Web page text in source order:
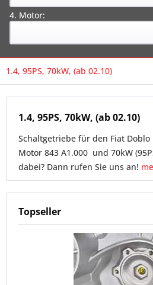
4. Motor:
1.4, 95PS, 70kW, (ab 02.10)
1.4, 95PS, 70kW, (ab 02.10)
Schaltgetriebe für den Fiat
Motor 843 A1.000 und 70kW
dabei? Dann rufen Sie uns an!
Topseller